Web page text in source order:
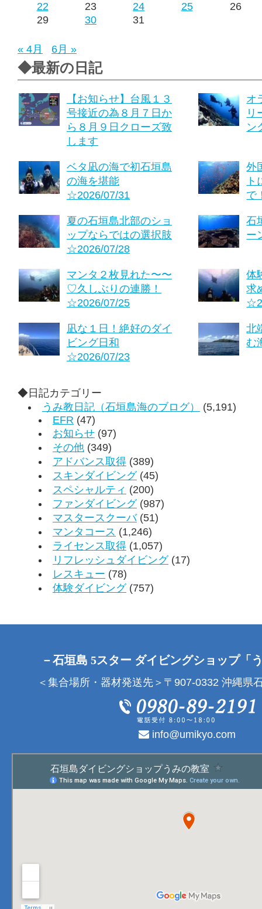
22 23 24 25
26
29
30 31
« 4月 6月 »
◆最新の日記
【お知らせ】台風１３
号接近の為８月７日か
ら８月９日クローズ致
します
オ
リ
ン
ベタ凪の海で初石垣島
の海を堪能
☆2026/07/31
外
で
夏の石垣島北部のショ
ップならではの選択肢
☆2026/07/28
石
ー
マンタ２枚見れた〜〜
♡久しぶりの連勝！
☆2026/07/25
体
求
凪な１日！絶好のダイ
ビング日和
☆2026/07/23
北
む
◆日記カテゴリー
うみ教日記（石垣島海のブログ）
(5,191)
EFR (47)
お知らせ (97)
その他 (349)
アドバンス取得 (389)
スキンダイビング(45)
スペシャルティ (200)
ファンダイビング(987)
マスタースクーバ(51)
マンタコース (1,246)
ライセンス取得 (1,057)
リフレッシュダイビング(17)
レスキュー (78)
体験ダイビング(757)
－石垣島 5スター ダイビングショップ「
＜集合場所・器材発送先＞〒907-0332 沖縄県
info@umikyo.com